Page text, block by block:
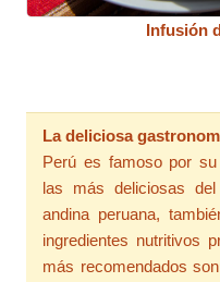
Infusión
La deliciosa
Perú es famoso por
las más deliciosas
andina peruana,
ingredientes nutritivos
más recomendados